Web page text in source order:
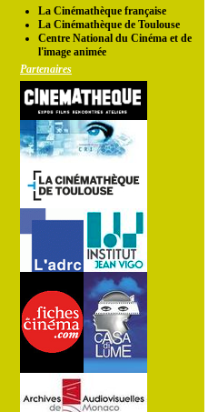
La Cinémathèque française
La Cinémathèque de Toulouse
Centre National du Cinéma et de
l'image animée
Partenaires